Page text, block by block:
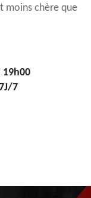
moins chère que
19h00
7